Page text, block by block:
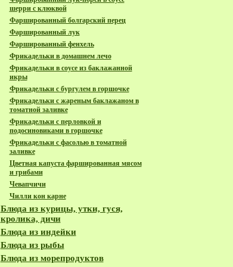
шерри с клюквой
Фаршированный болгарский перец
Фаршированный лук
Фаршированный фенхель
Фрикадельки в домашнем лечо
Фрикадельки в соусе из баклажанной
икры
Фрикадельки с бургулем в горшочке
Фрикадельки с жареным баклажаном в
томатной заливке
Фрикадельки с перловкой и
подосиновиками в горшочке
Фрикадельки с фасолью в томатной
заливке
Цветная капуста фаршированная мясом
и грибами
Чевапчичи
Чилли кон карне
Блюда из курицы, утки, гуся,
кролика, дичи
Блюда из индейки
Блюда из рыбы
Блюда из морепродуктов